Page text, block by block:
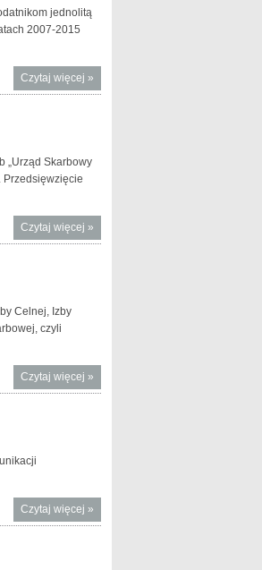
jednolitą
2007-2015
Czytaj więcej o 10 lat
Krajowej
»
„Urząd Skarbowy
Przedsięwzięcie
Czytaj więcej o 14. edycja
konkursu
»
Celnej, Izby
czyli
Czytaj więcej o Minister
Szałamacha
»
Czytaj więcej o Konto na
Portalu
»